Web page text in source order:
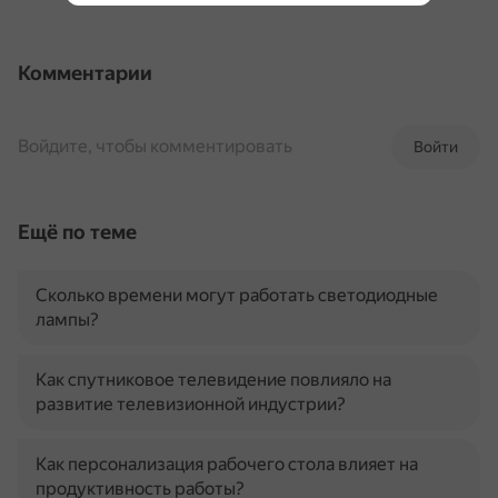
Комментарии
Войти
Войдите, чтобы комментировать
Ещё по теме
Сколько времени могут работать светодиодные
лампы?
Как спутниковое телевидение повлияло на
развитие телевизионной индустрии?
Как персонализация рабочего стола влияет на
продуктивность работы?